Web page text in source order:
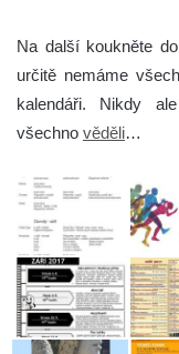
Na další koukněte
určitě nemáme
kalendáři. Nikdy
všechno věděli…